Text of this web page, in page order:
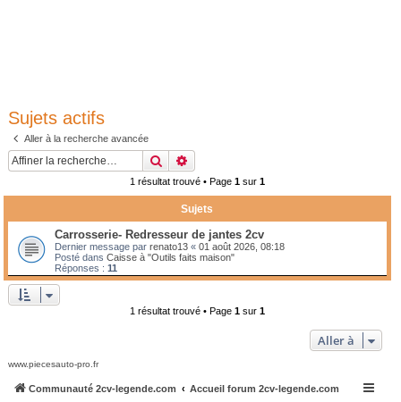
Sujets actifs
Aller à la recherche avancée
Rechercher
1 résultat trouvé • Page 1sur 1
Sujets
Carrosserie- Redresseur de jantes 2cv
Dernier message par renato13 « 01 août 2026, 08:18
Posté dans Caisse à "Outils faits maison"
Réponses : 11
1 résultat trouvé • Page 1sur 1
Aller à
www.piecesauto-pro.fr
Communauté 2cv-legende.com Accueil forum 2cv-legende.com